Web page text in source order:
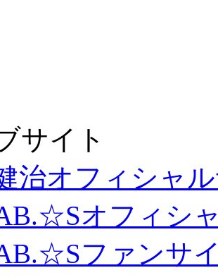
サイト
治オフィシャ
オフィシ
ファンサイ